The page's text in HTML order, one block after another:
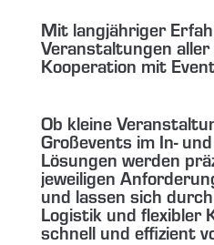
Mit langjähriger
Veranstaltungen
Kooperation mit
Ob kleine
Großevents im In-
Lösungen werden
jeweiligen
und lassen sich
Logistik und flexibler
schnell und effizient